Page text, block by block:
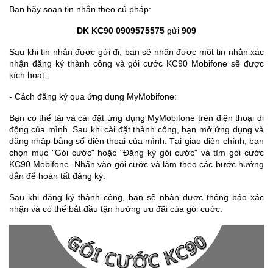
Bạn hãy soạn tin nhắn theo cú pháp:
DK KC90 0909575575 gửi 909
Sau khi tin nhắn được gửi đi, bạn sẽ nhận được một tin nhắn xác
nhận đăng ký thành công và gói cước KC90 Mobifone sẽ được
kích hoạt.
- Cách đăng ký qua ứng dụng MyMobifone:
Bạn có thể tải và cài đặt ứng dụng MyMobifone trên điện thoại di
động của mình. Sau khi cài đặt thành công, bạn mở ứng dụng và
đăng nhập bằng số điện thoại của mình. Tại giao diện chính, bạn
chọn mục "Gói cước" hoặc "Đăng ký gói cước" và tìm gói cước
KC90 Mobifone. Nhấn vào gói cước và làm theo các bước hướng
dẫn để hoàn tất đăng ký.
Sau khi đăng ký thành công, bạn sẽ nhận được thông báo xác
nhận và có thể bắt đầu tận hưởng ưu đãi của gói cước.